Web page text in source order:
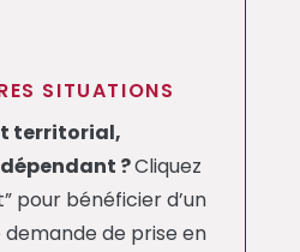
SITUATIONS
territorial,
?Cliquez
pour bénéficier d’un
de prise en